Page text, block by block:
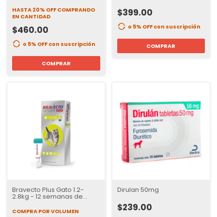
Desparasitante
HASTA 20% OFFCOMPRANDO
EN CANTIDAD
$460.00
o 5% OFFcon suscripción
COMPRAR
$399.00
o 5% OFFcon suscripción
COMPRAR
Bravecto Plus Gato 1.2-
2.8kg - 12 semanas de
proteccion
COMPRA POR VOLUMEN
Dirulan 50mg
$239.00